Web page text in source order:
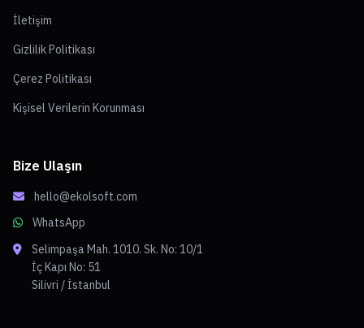
İletişim
Gizlilik Politikası
Çerez Politikası
Kişisel Verilerin Korunması
Bize Ulaşın
hello@ekolsoft.com
WhatsApp
Selimpaşa Mah. 1010. Sk. No: 10/1
İç Kapı No: 51
Silivri / İstanbul